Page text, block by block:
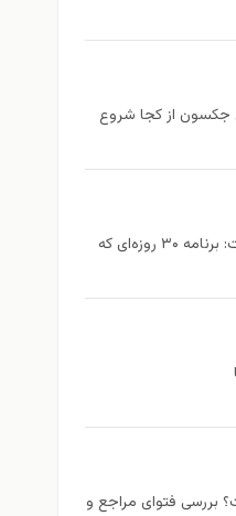
جکسون از كجا شروع
تمرین در خانه بدون تجهیزات: برنامه ۳۰ روزه‌ای که
بررسی فتوای مراجع و